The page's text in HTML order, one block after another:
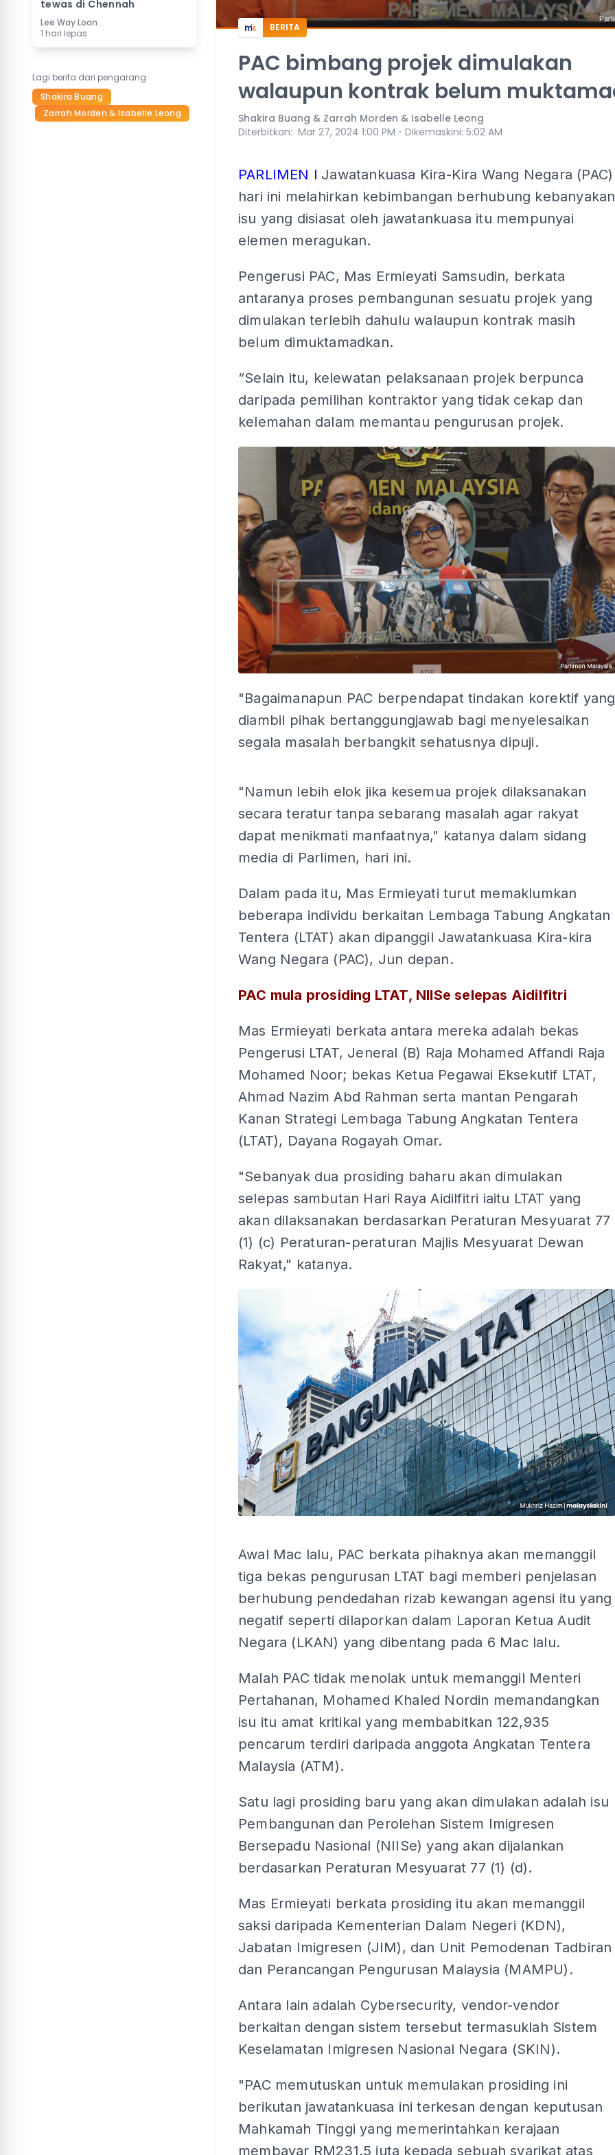
tewas di Chennah
Lee Way Loon
1 hari lepas
Lagi berita dari pengarang
Shakira Buang
Zarrah Morden & Isabelle Leong
BERITA
PAC bimbang projek dimulakan
walaupun kontrak belum
Shakira Buang & Zarrah Morden & Isabelle Leong
Diterbitkan: Mar 27, 2024 1:00 PM ⋅ Dikemaskini: 5:02 AM
PARLIMEN l Jawatankuasa Kira-Kira Wang Negara (PAC)
hari ini melahirkan kebimbangan berhubung kebanyakan
isu yang disiasat oleh jawatankuasa itu mempunyai
elemen meragukan.
Pengerusi PAC, Mas Ermieyati Samsudin, berkata
antaranya proses pembangunan sesuatu projek yang
dimulakan terlebih dahulu walaupun kontrak masih
belum dimuktamadkan.
“Selain itu, kelewatan pelaksanaan projek berpunca
daripada pemilihan kontraktor yang tidak cekap dan
kelemahan dalam memantau pengurusan projek.
ADS
"Bagaimanapun PAC berpendapat tindakan korektif yang
diambil pihak bertanggungjawab bagi menyelesaikan
segala masalah berbangkit sehatusnya dipuji.
"Namun lebih elok jika kesemua projek dilaksanakan
secara teratur tanpa sebarang masalah agar rakyat
dapat menikmati manfaatnya," katanya dalam sidang
media di Parlimen, hari ini.
Dalam pada itu, Mas Ermieyati turut memaklumkan
beberapa individu berkaitan Lembaga Tabung Angkatan
Tentera (LTAT) akan dipanggil Jawatankuasa Kira-kira
Wang Negara (PAC), Jun depan.
PAC mula prosiding LTAT, NIISe selepas Aidilfitri
Mas Ermieyati berkata antara mereka adalah bekas
Pengerusi LTAT, Jeneral (B) Raja Mohamed Affandi Raja
Mohamed Noor; bekas Ketua Pegawai Eksekutif LTAT,
Ahmad Nazim Abd Rahman serta mantan Pengarah
Kanan Strategi Lembaga Tabung Angkatan Tentera
(LTAT), Dayana Rogayah Omar.
"Sebanyak dua prosiding baharu akan dimulakan
selepas sambutan Hari Raya Aidilfitri iaitu LTAT yang
akan dilaksanakan berdasarkan Peraturan Mesyuarat 77
(1) (c) Peraturan-peraturan Majlis Mesyuarat Dewan
Rakyat," katanya.
Awal Mac lalu, PAC berkata pihaknya akan memanggil
tiga bekas pengurusan LTAT bagi memberi penjelasan
berhubung pendedahan rizab kewangan agensi itu yang
negatif seperti dilaporkan dalam Laporan Ketua Audit
Negara (LKAN) yang dibentang pada 6 Mac lalu.
Malah PAC tidak menolak untuk memanggil Menteri
Pertahanan, Mohamed Khaled Nordin memandangkan
isu itu amat kritikal yang membabitkan 122,935
pencarum terdiri daripada anggota Angkatan Tentera
Malaysia (ATM).
Satu lagi prosiding baru yang akan dimulakan adalah isu
Pembangunan dan Perolehan Sistem Imigresen
Bersepadu Nasional (NIISe) yang akan dijalankan
berdasarkan Peraturan Mesyuarat 77 (1) (d).
Mas Ermieyati berkata prosiding itu akan memanggil
saksi daripada Kementerian Dalam Negeri (KDN),
Jabatan Imigresen (JIM), dan Unit Pemodenan Tadbiran
dan Perancangan Pengurusan Malaysia (MAMPU).
Antara lain adalah Cybersecurity, vendor-vendor
berkaitan dengan sistem tersebut termasuklah Sistem
Keselamatan Imigresen Nasional Negara (SKIN).
"PAC memutuskan untuk memulakan prosiding ini
berikutan jawatankuasa ini terkesan dengan keputusan
Mahkamah Tinggi yang memerintahkan kerajaan
membayar RM231.5 juta kepada sebuah syarikat atas